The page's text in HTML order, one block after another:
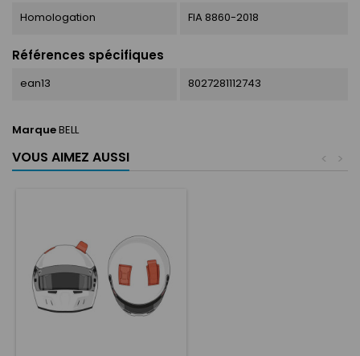
Homologation FIA 8860-2018
Références spécifiques
ean13 8027281112743
MarqueBELL
VOUS AIMEZ AUSSI >
<